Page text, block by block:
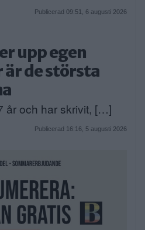
Publicerad 09:51, 6 augusti 2026
upp egen
är de största
år och har skrivit, […]
Publicerad 16:16, 5 augusti 2026